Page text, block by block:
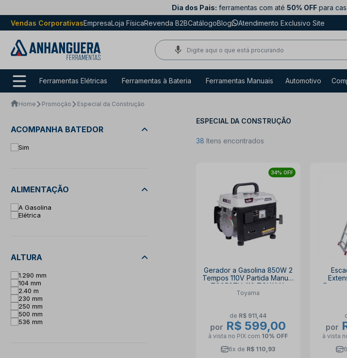
Dia dos Pais: ferramentas com até 50% OFF para
Vendas CorporativasEmpresaLoja FísicaRevenda B2BCatálogoBlog Atendimento Exclusivo Site
Ferramentas Elétricas Ferramentas à Bateria Ferramentas Manuais Automotivo
Home Promoção Especial da Construção
ACOMPANHA BATEDOR
Sim
ALIMENTAÇÃO
A Gasolina
Elétrica
ALTURA
1.290 mm
104 mm
2.40 m
230 mm
250 mm
500 mm
536 mm
ESPECIAL DA CONSTRUÇÃO
38 Itens encontrados
34% OFF
Gerador a Gasolina 850W 2
Tempos 110V Partida Manual
TG950TH-110 TOYAMA
Toyama
de R$ 911,44
por R$ 599,00
à vista no PIX com 10% OFF
6x de R$ 110,93
por
à vista